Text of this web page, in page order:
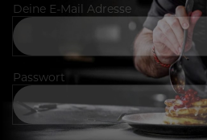
Deine E-Mail Adresse
Passwort